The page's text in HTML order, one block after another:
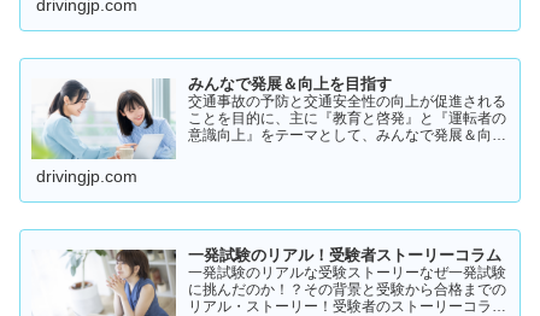
過ぎや注意力の低下、小…
drivingjp.com
みんなで発展＆向上を目指す
交通事故の予防と交通安全性の向上が促進される
ことを目的に、主に『教育と啓発』と『運転者の
意識向上』をテーマとして、みんなで発展＆向上
drivingjp.com
一発試験のリアル！受験者ストーリーコラム
一発試験のリアルな受験ストーリーなぜ一発試験
に挑んだのか！？その背景と受験から合格までの
リアル・ストーリー！受験者のストーリーコラム